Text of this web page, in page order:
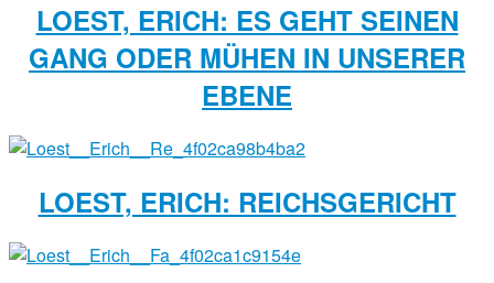
LOEST, ERICH: ES GEHT SEINEN
GANG ODER MÜHEN IN UNSERER
EBENE
LOEST, ERICH: REICHSGERICHT